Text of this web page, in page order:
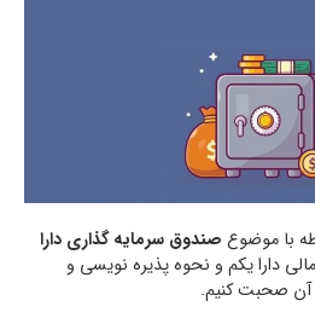
با موضوع صندوق سرمایه گذاری دارا
دارا یکم و نحوه پذیره نویسی و
صحبت کنیم.